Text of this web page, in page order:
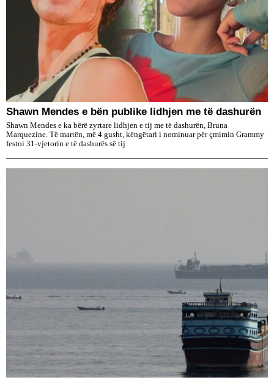
​Shawn Mendes e bën publike lidhjen me të dashurën
Shawn Mendes e ka bërë zyrtare lidhjen e tij me të dashurën, Bruna
Marquezine. Të martën, më 4 gusht, këngëtari i nominuar për çmimin Grammy
festoi 31-vjetorin e të dashurës së tij